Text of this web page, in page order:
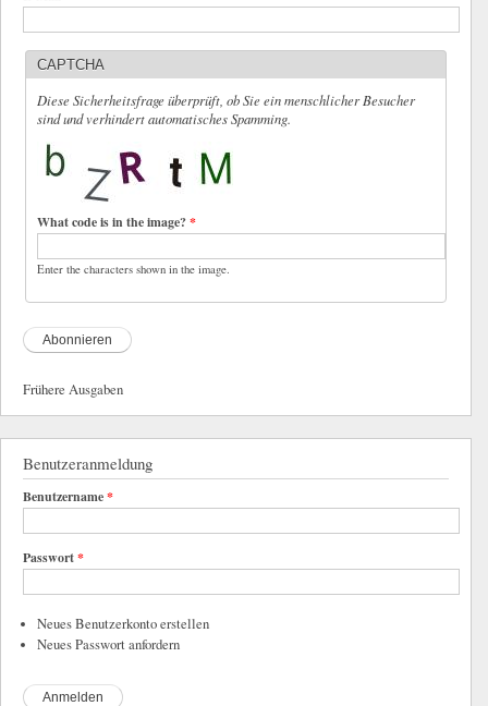
CAPTCHA
Diese Sicherheitsfrage überprüft, ob Sie ein menschlicher Besucher
sind und verhindert automatisches Spamming.
What code is in the image?*
Enter the characters shown in the image.
Frühere Ausgaben
Benutzeranmeldung
Benutzername*
Passwort*
Neues Benutzerkonto erstellen
Neues Passwort anfordern